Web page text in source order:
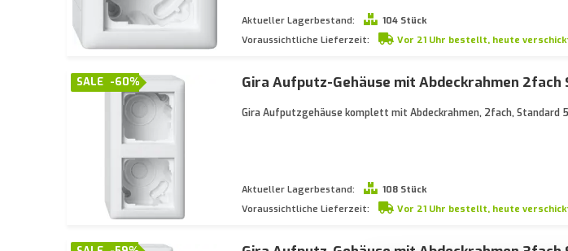
Aktueller Lagerbestand:
104 Stück
Voraussichtliche Lieferzeit:
Vor 21 Uhr bestellt, heute
-60%
SALE Gira Aufputz-Gehäuse mit Abdeckrahmen
Gira Aufputzgehäuse komplett mit Abdeckrahmen, 2fach, Standard
Aktueller Lagerbestand:
108 Stück
Voraussichtliche Lieferzeit:
Vor 21 Uhr bestellt, heute